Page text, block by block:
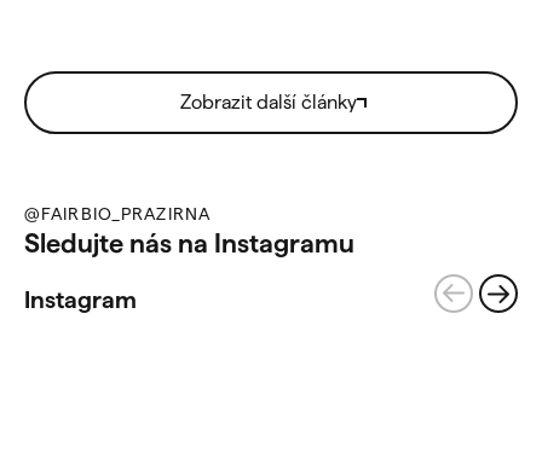
Zobrazit další články
@FAIRBIO_PRAZIRNA
Sledujte nás na Instagramu
Instagram